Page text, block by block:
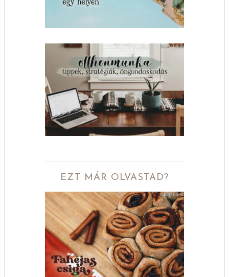
EZT MÁR OLVASTAD?